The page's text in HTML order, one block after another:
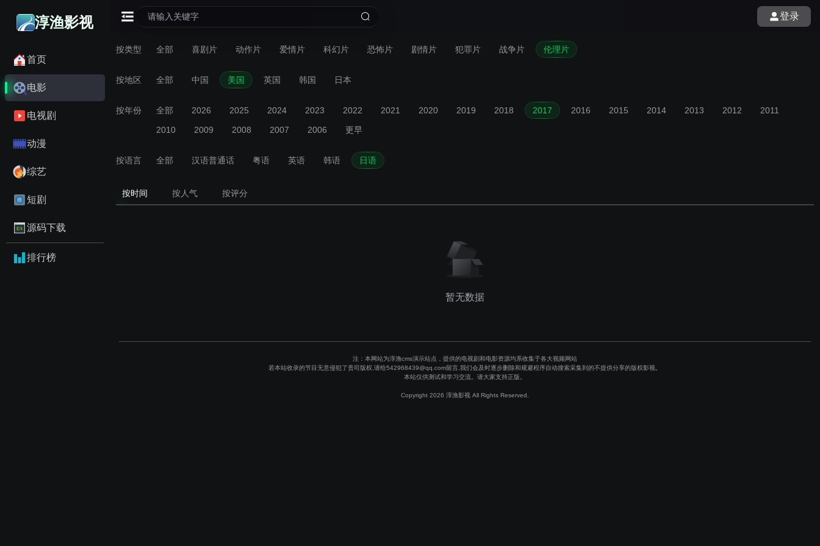
淳渔影视
首页
电影
电视剧
动漫
综艺
短剧
源码下载
排行榜
登录
按类型 全部 喜剧片 动作片 爱情片 科幻片 恐怖片 剧情片 犯罪片 战争片 伦理片
按地区 全部 中国 美国 英国 韩国 日本
按年份 全部 2026 2025 2024 2023 2022 2021 2020 2019 2018 2017 2016 2015 2014 2013 2012
2011
2010
2009 2008 2007 2006 更早
按语言 全部 汉语普通话 粤语 英语 韩语 日语
按时间 按人气 按评分
暂无数据
注：本网站为淳渔cms演示站点，提供的电视剧和电影资源均系收集于各大视频网站
若本站收录的节目无意侵犯了贵司版权,请给542968439@qq.com留言,我们会及时逐步删除和规避程序自动搜索采集到的不提供分享的版权影视。
本站仅供测试和学习交流。请大家支持正版。
Copyright 2026 淳渔影视 All Rights Reserved.